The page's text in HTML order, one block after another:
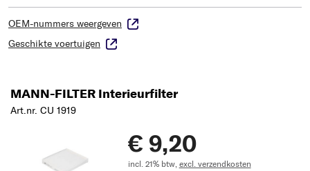
OEM-nummers weergeven
Geschikte voertuigen
MANN-FILTER Interieurfilter
Art.nr. CU 1919
€ 9,20
incl. 21% btw, excl. verzendkosten